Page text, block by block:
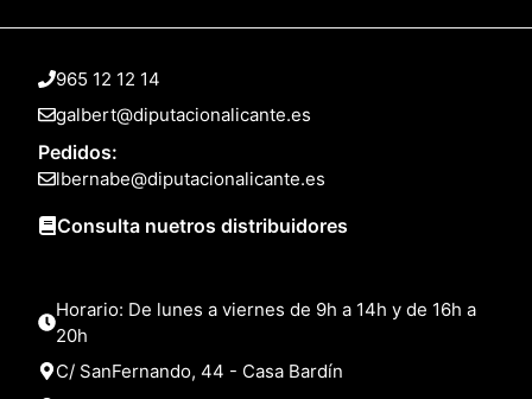
965 12 12 14
galbert@diputacionalicante.es
Pedidos:
lbernabe@diputacionalicante.es
Consulta nuetros distribuidores
Horario: De lunes a viernes de 9h a 14h y de 16h a
20h
C/ SanFernando, 44 - Casa Bardín